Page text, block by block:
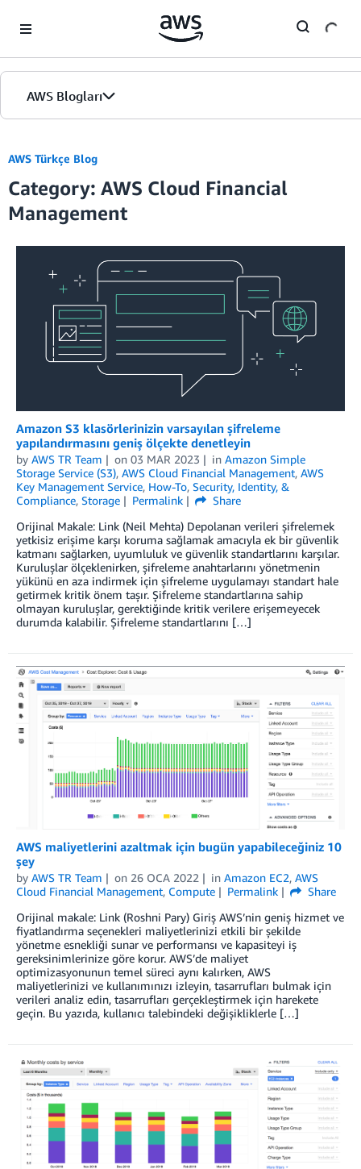
AWS Blogları
Sürümler
AWS Türkçe Blog
Category: AWS Cloud Financial
Management
Amazon S3 klasörlerinizin varsayılan şifreleme
yapılandırmasını geniş ölçekte denetleyin
by AWS TR Team on 03 MAR 2023 in Amazon Simple
Storage Service (S3), AWS Cloud Financial Management, AWS
Key Management Service, How-To, Security, Identity, &
Compliance, Storage Permalink
Share
Orijinal Makale: Link (Neil Mehta) Depolanan verileri şifrelemek
yetkisiz erişime karşı koruma sağlamak amacıyla ek bir güvenlik
katmanı sağlarken, uyumluluk ve güvenlik standartlarını karşılar.
Kuruluşlar ölçeklenirken, şifreleme anahtarlarını yönetmenin
yükünü en aza indirmek için şifreleme uygulamayı standart hale
getirmek kritik önem taşır. Şifreleme standartlarına sahip
olmayan kuruluşlar, gerektiğinde kritik verilere erişemeyecek
durumda kalabilir. Şifreleme standartlarını […]
AWS maliyetlerini azaltmak için bugün yapabileceğiniz 10
şey
by AWS TR Team on 26 OCA 2022 in Amazon EC2, AWS
Cloud Financial Management, Compute Permalink
Share
Orijinal makale: Link (Roshni Pary) Giriş AWS’nin geniş hizmet ve
fiyatlandırma seçenekleri maliyetlerinizi etkili bir şekilde
yönetme esnekliği sunar ve performansı ve kapasiteyi iş
gereksinimlerinize göre korur. AWS’de maliyet
optimizasyonunun temel süreci aynı kalırken, AWS
maliyetlerinizi ve kullanımınızı izleyin, tasarrufları bulmak için
verileri analiz edin, tasarrufları gerçekleştirmek için harekete
geçin. Bu yazıda, kullanıcı talebindeki değişikliklerle […]